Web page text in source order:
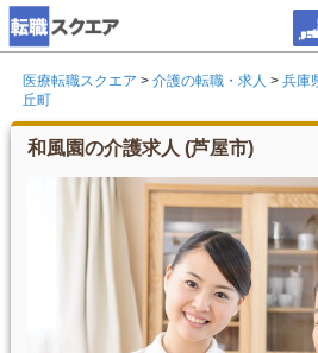
医療転職スクエア > 介護の転職・求人 > 兵庫
丘町
和風園の介護求人 (芦屋市)